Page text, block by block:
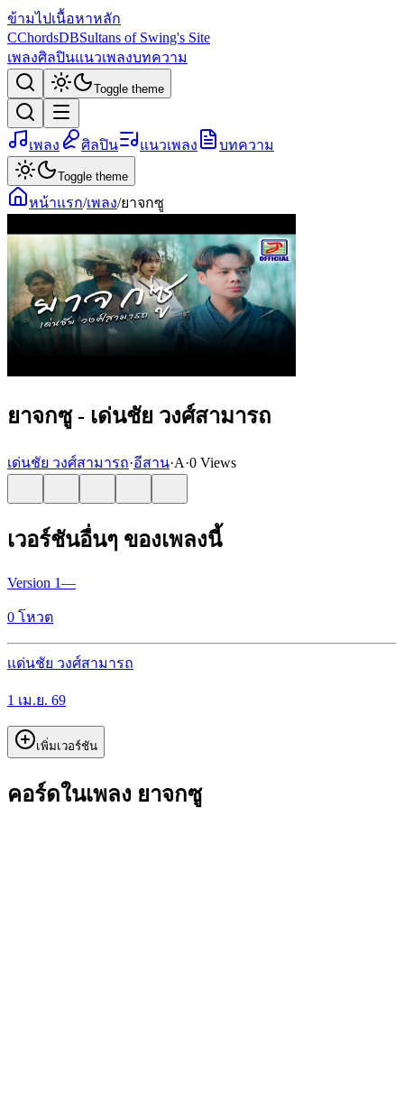
ข้ามไปเนื้อหาหลัก
CChordsDBSultans of Swing's Site
เพลงศิลปินแนวเพลงบทความ
Toggle theme
เพลง ศิลปิน แนวเพลง บทความ
Toggle theme
หน้าแรก/เพลง/ยาจกซู
ยาจกซู - เด่นชัย วงศ์สามารถ
เด่นชัย วงศ์สามารถ·อีสาน·A·0 Views
เวอร์ชันอื่นๆ ของเพลงนี้
Version 1—
0 โหวต
เเด่นชัย วงศ์สามารถ
1 เม.ย. 69
เพิ่มเวอร์ชัน
คอร์ดในเพลง ยาจกซู